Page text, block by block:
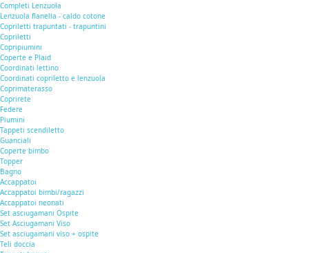
Completi Lenzuola
Lenzuola flanella - caldo cotone
Copriletti trapuntati - trapuntini
Copriletti
Copripiumini
Coperte e Plaid
Coordinati lettino
Coordinati copriletto e lenzuola
Coprimaterasso
Coprirete
Federe
Piumini
Tappeti scendiletto
Guanciali
Coperte bimbo
Topper
Bagno
Accappatoi
Accappatoi bimbi/ragazzi
Accappatoi neonati
Set asciugamani Ospite
Set Asciugamani Viso
Set asciugamani viso + ospite
Teli doccia